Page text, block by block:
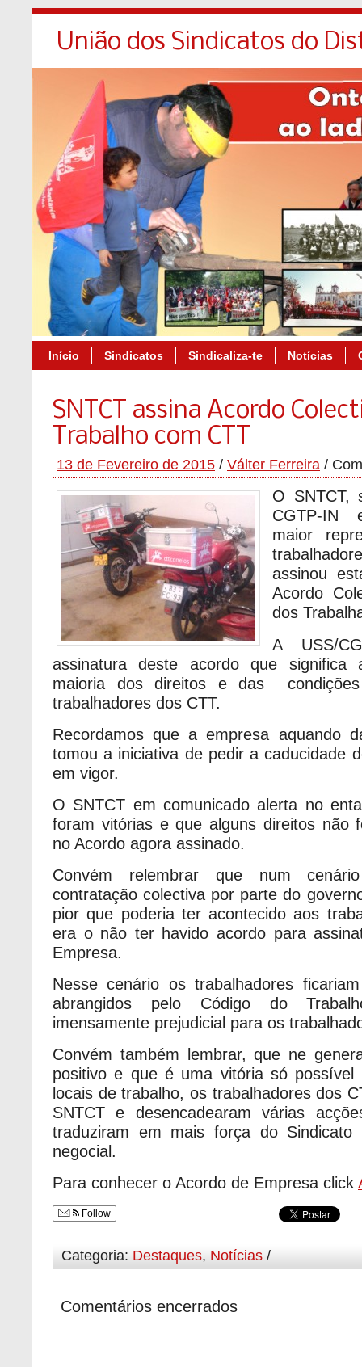
União dos Sindicatos do
Início Sindicatos Sindicaliza-te Notícias
SNTCT assina Acordo
Trabalho com CTT
13 de Fevereiro de 2015 / Válter Ferreira /
O SNTCT,
CGTP-IN
maior
assinou
Acordo
dos
A USS/
assinatura deste acordo que significa
maioria dos direitos e das
trabalhadores dos CTT.
Recordamos que a empresa aquando
tomou a iniciativa de pedir a caducidade
em vigor.
O SNTCT em comunicado alerta no
foram vitórias e que alguns direitos não
no Acordo agora assinado.
Convém relembrar que num
contratação colectiva por parte do
pior que poderia ter acontecido aos
era o não ter havido acordo para
Empresa.
Nesse cenário os trabalhadores
abrangidos pelo Código do
imensamente prejudicial para os
Convém também lembrar, que ne
positivo e que é uma vitória só possível
locais de trabalho, os trabalhadores dos
SNTCT e desencadearam várias
traduziram em mais força do Sindicato
negocial.
Para conhecer o Acordo de Empresa click
Follow
Categoria: Destaques, Notícias /
Comentários encerrados